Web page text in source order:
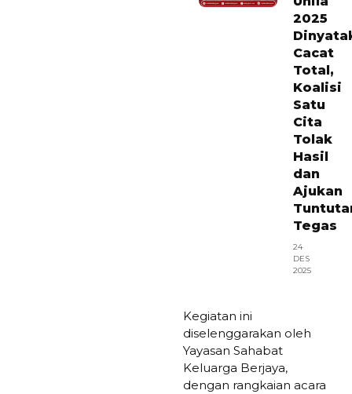
2025
Cacat
Total,
Koalisi
Satu
Cita
Tolak
Hasil
dan
Ajukan
Tegas
24
DES
2025
Kegiatan ini
diselenggarakan oleh
Yayasan Sahabat
Keluarga Berjaya,
dengan rangkaian acara